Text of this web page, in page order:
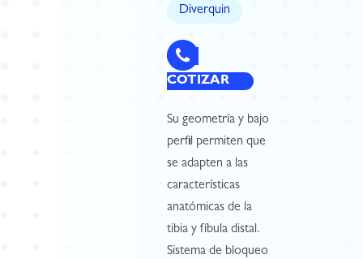
Diverquin
COTIZAR
Su geometría y bajo
perfil permiten que
se adapten a las
características
anatómicas de la
tibia y fíbula distal.
Sistema de bloqueo